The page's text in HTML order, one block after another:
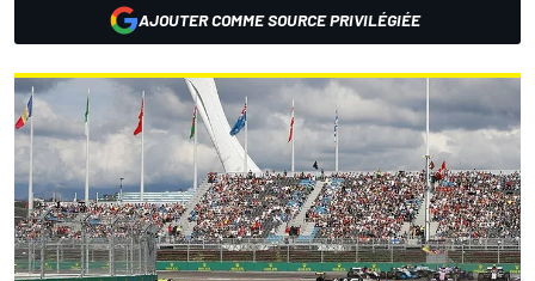
AJOUTER COMME SOURCE PRIVILÉGIÉE